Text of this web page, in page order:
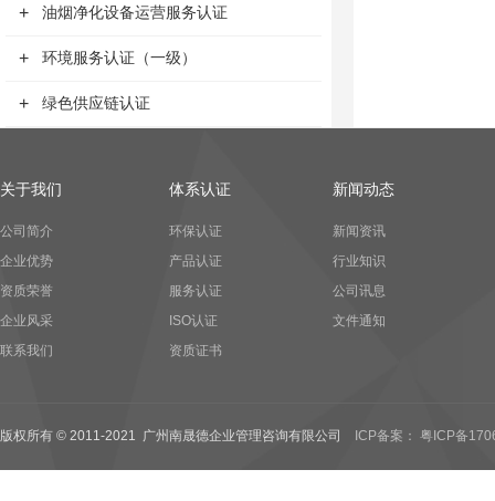
+ 油烟净化设备运营服务认证
+ 环境服务认证（一级）
+ 绿色供应链认证
关于我们
公司简介
企业优势
资质荣誉
企业风采
联系我们
体系认证
环保认证
产品认证
服务认证
ISO认证
资质证书
新闻动态
新闻资讯
行业知识
公司讯息
文件通知
版权所有 © 2011-2021 广州南晟德企业管理咨询有限公司 ICP备案： 粤ICP备